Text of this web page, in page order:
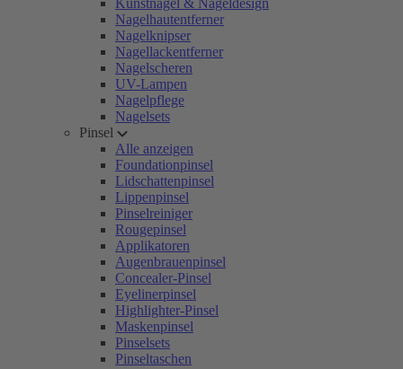
Kunstnägel & Nageldesign
Nagelhautentferner
Nagelknipser
Nagellackentferner
Nagelscheren
UV-Lampen
Nagelpflege
Nagelsets
Pinsel
Alle anzeigen
Foundationpinsel
Lidschattenpinsel
Lippenpinsel
Pinselreiniger
Rougepinsel
Applikatoren
Augenbrauenpinsel
Concealer-Pinsel
Eyelinerpinsel
Highlighter-Pinsel
Maskenpinsel
Pinselsets
Pinseltaschen